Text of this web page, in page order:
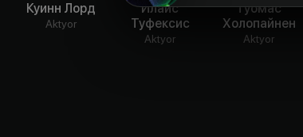
Куинн Лорд
Aktyor
Илайс
Туфексис
Aktyor
Туомас
Холопайнен
Aktyor